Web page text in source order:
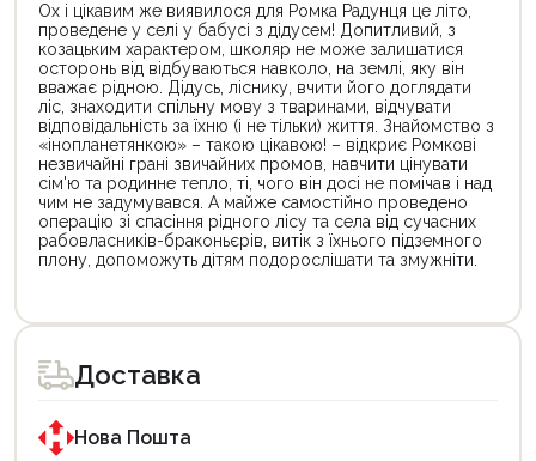
Ох і цікавим же виявилося для Ромка Радунця це літо,
проведене у селі у бабусі з дідусем! Допитливий, з
козацьким характером, школяр не може залишатися
осторонь від відбуваються навколо, на землі, яку він
вважає рідною. Дідусь, ліснику, вчити його доглядати
ліс, знаходити спільну мову з тваринами, відчувати
відповідальність за їхню (і не тільки) життя. Знайомство з
«інопланетянкою» – такою цікавою! – відкриє Ромкові
незвичайні грані звичайних промов, навчити цінувати
сім'ю та родинне тепло, ті, чого він досі не помічав і над
чим не задумувався. А майже самостійно проведено
операцію зі спасіння рідного лісу та села від сучасних
рабовласників-браконьєрів, витік з їхнього підземного
плону, допоможуть дітям подорослішати та змужніти.
товар
для
покупки
державною
програмою
єКнига.
товар
для
покупки
державною
програмою
«Національний
Доставка
Нова Пошта